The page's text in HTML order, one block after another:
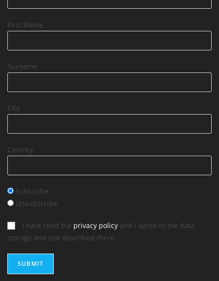
First Name
Surname
City
Country
Subscribe
Unsubscribe
I have read the privacy policy and I agree to the data
storage and use described there.